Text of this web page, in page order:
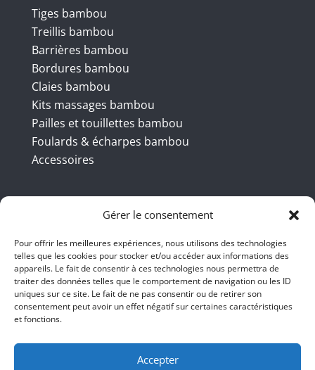
Gérer le consentement
Pour offrir les meilleures expériences, nous utilisons des technologies
telles que les cookies pour stocker et/ou accéder aux informations des
appareils. Le fait de consentir à ces technologies nous permettra de
traiter des données telles que le comportement de navigation ou les ID
uniques sur ce site. Le fait de ne pas consentir ou de retirer son
consentement peut avoir un effet négatif sur certaines caractéristiques
et fonctions.
Accepter
Tiges bambou
Treillis bambou
Barrières bambou
Bordures bambou
Claies bambou
Kits massages bambou
Pailles et touillettes bambou
Foulards & écharpes bambou
Accessoires
Coordonnées
BBB INT LTD – RUE DU BAMBOU.COM
145 rue de la République 95100
Argenteuil
bienvenue@ruedubambou.com